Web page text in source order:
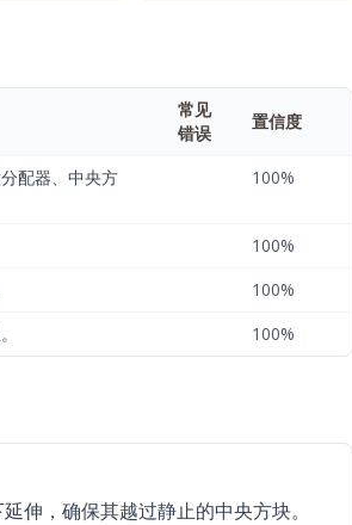
常见
错误
置信度
配器、中央方
100%
100%
100%
100%
伸，确保其越过静止的中央方块。